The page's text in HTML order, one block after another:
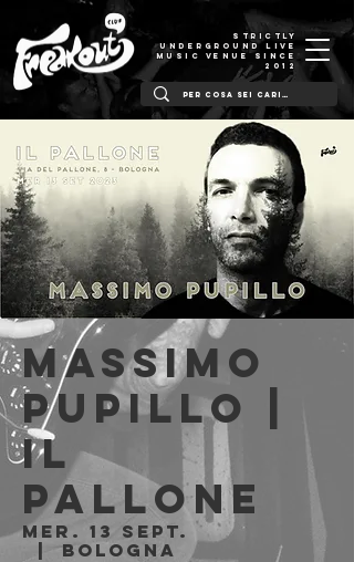
STRICTLY
UNDERGROUND LIVE
MUSIC VENUE SINCE
2012
Massimo
Pupillo |
Il
Pallone
mer. 13 sept.
  |
Bologna